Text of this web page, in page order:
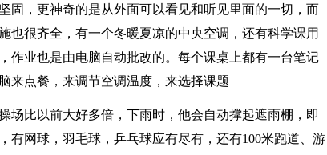
固，更神奇的是从外面可以看见和听见里面的一切，而
也很齐全，有一个冬暖夏凉的中央空调，还有科学课用
作业也是由电脑自动批改的。每个课桌上都有一台笔记
来点餐，来调节空调温度，来选择课题
场比以前大好多倍，下雨时，他会自动撑起遮雨棚，即
有网球，羽毛球，乒乓球应有尽有，还有100米跑道、游